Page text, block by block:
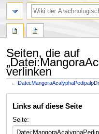
Seiten, die auf
verlinken
←
Navigation
Suche
Links auf diese Seite
Seite: